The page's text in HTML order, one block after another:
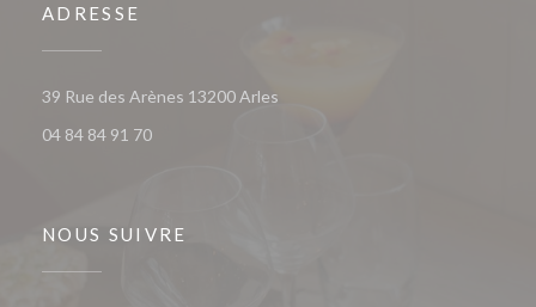
ADRESSE
39 Rue des Arènes 13200 Arles
04 84 84 91 70
NOUS SUIVRE